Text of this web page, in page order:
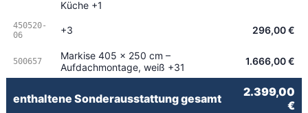
Küche +1
450520-
06
+3 296,00 €
500657
Markise 405 x 250 cm –
Aufdachmontage, weiß +31
1.666,00 €
enthaltene Sonderausstattung gesamt
2.399,00
€